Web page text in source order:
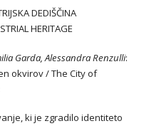
DEDIŠČINA
HERITAGE
Garda, Alessandra Renzulli:
okvirov / The City of
ki je zgradilo identiteto